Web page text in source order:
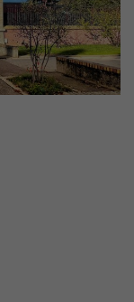
vous
des
et
des